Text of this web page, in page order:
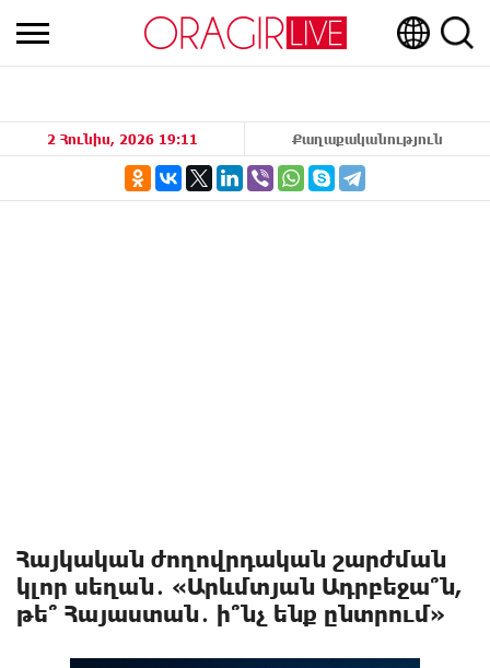
2 Հունիս, 2026 19:11 Քաղաքականություն
Հայկական ժողովրդական շարժման
կլոր սեղան․ «Արևմտյան Ադրբեջա՞ն,
թե՞ Հայաստան․ ի՞նչ ենք ընտրում»